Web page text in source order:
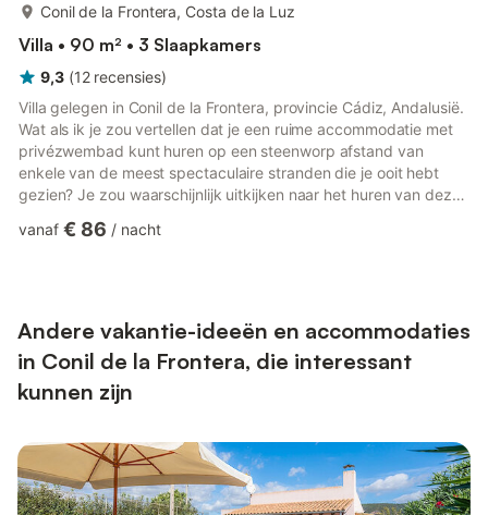
Conil de la Frontera, Costa de la Luz
Villa • 90 m² • 3 Slaapkamers
9,3 (12 recensies)
Villa gelegen in Conil de la Frontera, provincie Cádiz, Andalusië.
Wat als ik je zou vertellen dat je een ruime accommodatie met
privézwembad kunt huren op een steenworp afstand van
enkele van de meest spectaculaire stranden die je ooit hebt
gezien? Je zou waarschijnlijk uitkijken naar het huren van deze
tweepersoonsslaapkamers, één met een tweepersoonsbed en
en een volledig ...
vanaf € 86 / nacht
Andere vakantie-ideeën en accommodaties
in Conil de la Frontera, die interessant
kunnen zijn